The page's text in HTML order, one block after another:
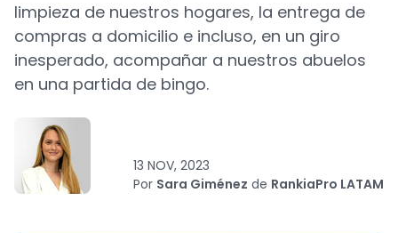
limpieza de nuestros hogares, la entrega de
compras a domicilio e incluso, en un giro
inesperado, acompañar a nuestros abuelos
en una partida de bingo.
13 NOV, 2023
Por Sara Giménez de RankiaPro LATAM